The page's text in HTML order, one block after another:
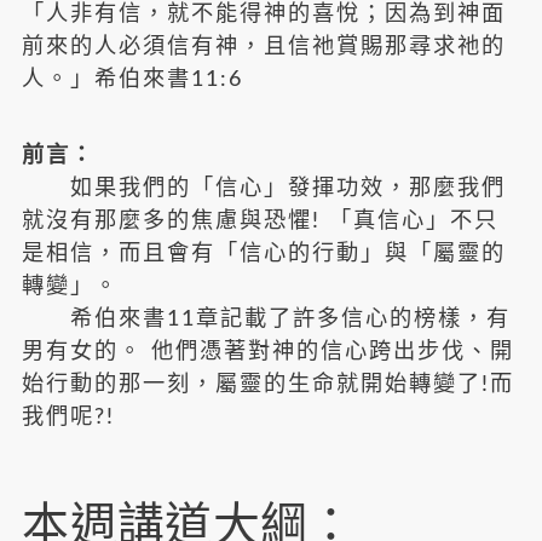
「人非有信，就不能得神的喜悅；因為到神面
前來的人必須信有神，且信祂賞賜那尋求祂的
人。」希伯來書11:6
前言：
如果我們的「信心」發揮功效，那麼我們
就沒有那麼多的焦慮與恐懼! 「真信心」不只
是相信，而且會有「信心的行動」與「屬靈的
轉變」。
希伯來書11章記載了許多信心的榜樣，有
男有女的。 他們憑著對神的信心跨出步伐、開
始行動的那一刻，屬靈的生命就開始轉變了!而
我們呢?!
本週講道大綱：